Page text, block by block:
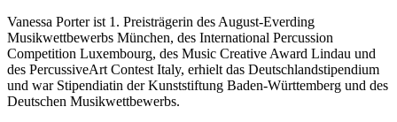
Vanessa Porter ist 1. Preisträgerin des August-Everding
Musikwettbewerbs München, des International Percussion
Competition Luxembourg, des Music Creative Award Lindau und
des PercussiveArt Contest Italy, erhielt das Deutschlandstipendium
und war Stipendiatin der Kunststiftung Baden-Württemberg und des
Deutschen Musikwettbewerbs.